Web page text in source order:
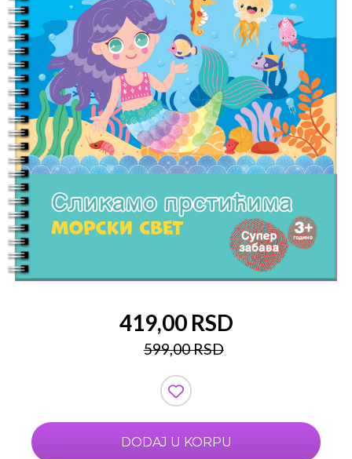
419,00 RSD
599,00 RSD
DODAJ U KORPU